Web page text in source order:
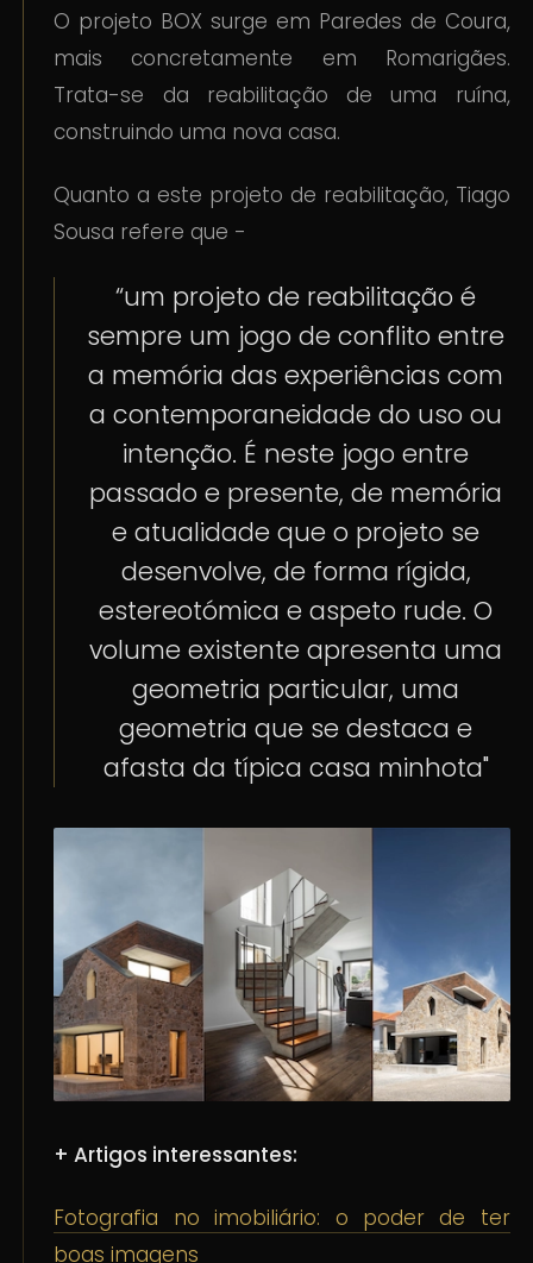
O projeto BOX surge em Paredes de Coura,
mais concretamente em Romarigães.
Trata-se da reabilitação de uma ruína,
construindo uma nova casa.
Quanto a este projeto de reabilitação, Tiago
Sousa refere que -
“um projeto de reabilitação é
sempre um jogo de conflito entre
a memória das experiências com
a contemporaneidade do uso ou
intenção. É neste jogo entre
passado e presente, de memória
e atualidade que o projeto se
desenvolve, de forma rígida,
estereotómica e aspeto rude. O
volume existente apresenta uma
geometria particular, uma
geometria que se destaca e
afasta da típica casa minhota"
+ Artigos interessantes:
Fotografia no imobiliário: o poder de ter
boas imagens